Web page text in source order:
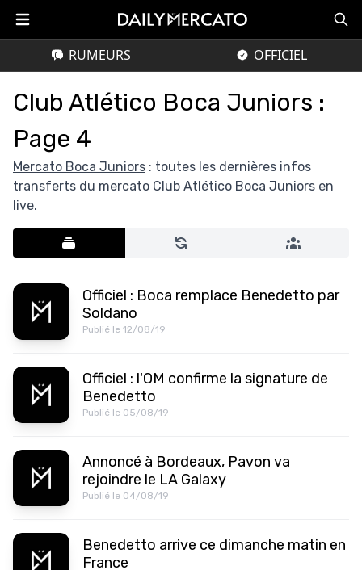
RUMEURS OFFICIEL
Club Atlético Boca Juniors :
Page 4
Mercato Boca Juniors : toutes les dernières infos
transferts du mercato Club Atlético Boca Juniors en
live.
Officiel : Boca remplace Benedetto par
Soldano
Publié le 12/08/19
Officiel : l'OM confirme la signature de
Benedetto
Publié le 05/08/19
Annoncé à Bordeaux, Pavon va
rejoindre le LA Galaxy
Publié le 04/08/19
Benedetto arrive ce dimanche matin en
France